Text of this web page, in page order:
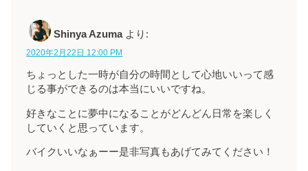
Shinya Azuma より:
2020年2月22日 12:00 PM
ちょっとした一時が自分の時間として心地いいって感
じる事ができるのは本当にいいですね。
好きなことに夢中になることがどんどん日常を楽しく
していくと思っています。
バイクいいなぁーー是非写真もあげてみてください！